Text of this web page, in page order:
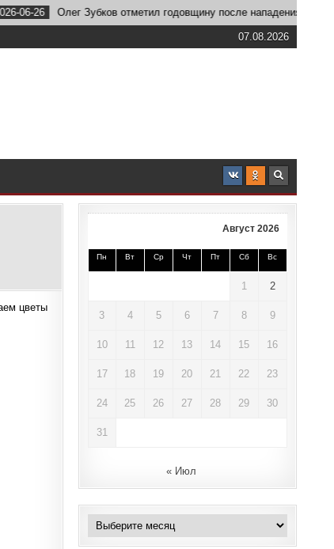
Олег Зубков отметил годовщину после нападения льва
07.08.2026
цветы
Август 2026
Пн Вт Ср Чт Пт Сб Вс
1 2
3 4 5 6 7 8 9
10 11 12 13 14 15 16
17 18 19 20 21 22 23
24 25 26 27 28 29 30
31
« Июл
Архивы